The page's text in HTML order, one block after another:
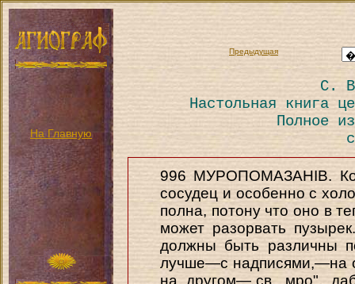
На Главную
Предыдущая
С.
Настольная книга
Полное
996 МУРОПОМАЗАНІВ.
сосудец и особенно с
полна, потону что оно в
может разорвать
должны быть различны
лучше—с надписями,—на
на другом—„св. мро",